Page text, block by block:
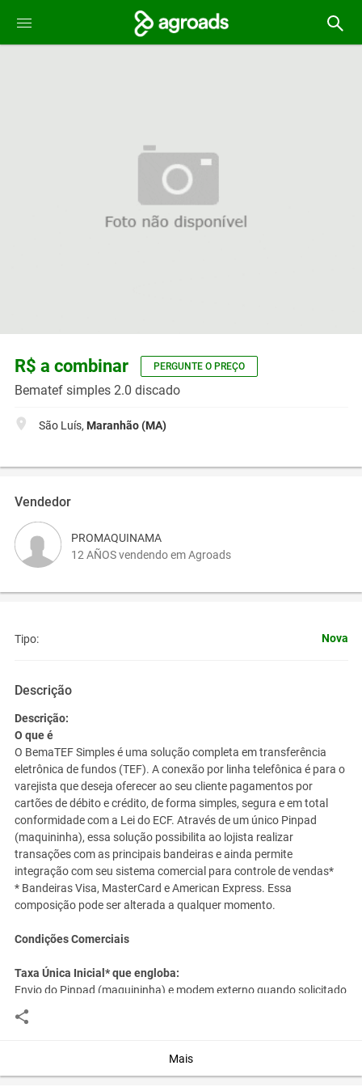
R$ a combinar PERGUNTE O PREÇO
Bematef simples 2.0 discado
São Luís, Maranhão (MA)
Vendedor
PROMAQUINAMA
12 AÑOS vendendo em Agroads
Tipo: Nova
Descrição
Descrição:
O que é
O BemaTEF Simples é uma solução completa em transferência
eletrônica de fundos (TEF). A conexão por linha telefônica é para o
varejista que deseja oferecer ao seu cliente pagamentos por
cartões de débito e crédito, de forma simples, segura e em total
conformidade com a Lei do ECF. Através de um único Pinpad
(maquininha), essa solução possibilita ao lojista realizar
transações com as principais bandeiras e ainda permite
integração com seu sistema comercial para controle de vendas*
* Bandeiras Visa, MasterCard e American Express. Essa
composição pode ser alterada a qualquer momento.
Condições Comerciais
Taxa Única Inicial* que engloba:
Envio do Pinpad (maquininha) e modem externo quando solicitado
pelas empresas administradoras de cartão
Venda da placa fax modem interna
Treinamento aos usuários finais no momento da instalação
Mais